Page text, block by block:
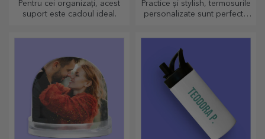
Pentru cei organizați, acest
suport este cadoul ideal.
Practice și stylish, termosurile
personalizate sunt perfecte